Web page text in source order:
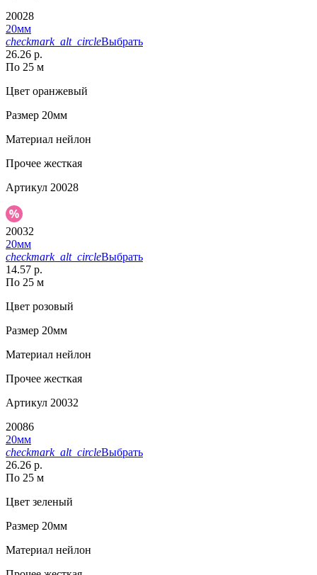
20028
20мм
checkmark_alt_circleВыбрать
26.26 р.
По 25 м
Цвет оранжевый
Размер 20мм
Материал нейлон
Прочее жесткая
Артикул 20028
20032
20мм
checkmark_alt_circleВыбрать
14.57 р.
По 25 м
Цвет розовый
Размер 20мм
Материал нейлон
Прочее жесткая
Артикул 20032
20086
20мм
checkmark_alt_circleВыбрать
26.26 р.
По 25 м
Цвет зеленый
Размер 20мм
Материал нейлон